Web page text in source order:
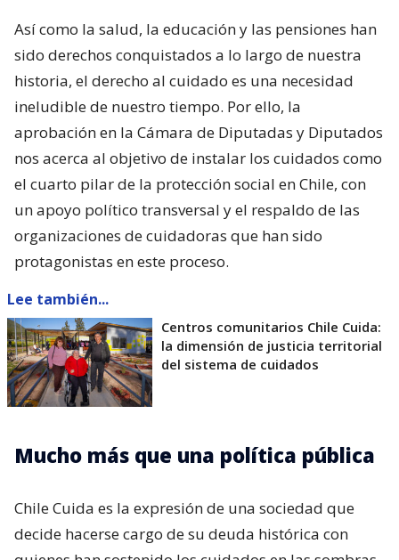
Así como la salud, la educación y las pensiones han
sido derechos conquistados a lo largo de nuestra
historia, el derecho al cuidado es una necesidad
ineludible de nuestro tiempo. Por ello, la
aprobación en la Cámara de Diputadas y Diputados
nos acerca al objetivo de instalar los cuidados como
el cuarto pilar de la protección social en Chile, con
un apoyo político transversal y el respaldo de las
organizaciones de cuidadoras que han sido
protagonistas en este proceso.
Lee también...
Centros comunitarios Chile Cuida:
la dimensión de justicia territorial
del sistema de cuidados
Mucho más que una política pública
Chile Cuida es la expresión de una sociedad que
decide hacerse cargo de su deuda histórica con